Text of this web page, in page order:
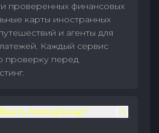
проверенных финансовых
карты иностранных
и агенты для
Каждый сервис
проверку перед
MoneySwap?